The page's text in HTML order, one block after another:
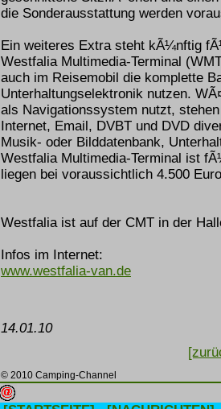
die Sonderausstattung werden
Ein weiteres Extra steht kÃ¼nftig
Westfalia Multimedia-Terminal
auch im Reisemobil die komplette
Unterhaltungselektronik nutzen.
als Navigationssystem nutzt,
Internet, Email, DVBT und DVD
Musik- oder Bilddatenbank,
Westfalia Multimedia-Terminal ist
liegen bei voraussichtlich 4.500
Westfalia ist auf der CMT in der
Infos im Internet:
www.westfalia-van.de
14.01.10
© 2010 Camping-Channel